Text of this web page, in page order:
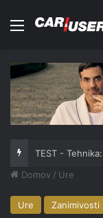
Meni
TEST -
Domov / Ure
Ure Zanimivosti